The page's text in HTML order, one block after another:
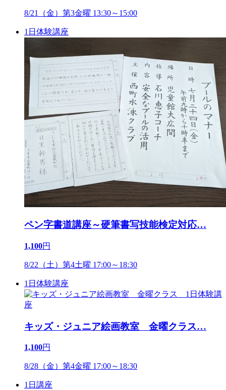
8/21（金）第3金曜 13:30～15:00
1日体験講座
ペン字書道講座～硬筆書写技能検定対応…
1,100円
8/22（土）第4土曜 17:00～18:30
1日体験講座
キッズ・ジュニア絵画教室 金曜クラス…
1,100円
8/28（金）第4金曜 17:00～18:30
1日講座